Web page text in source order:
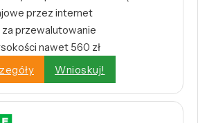
przez internet
przewalutowanie
nawet 560 zł
Wnioskuj!